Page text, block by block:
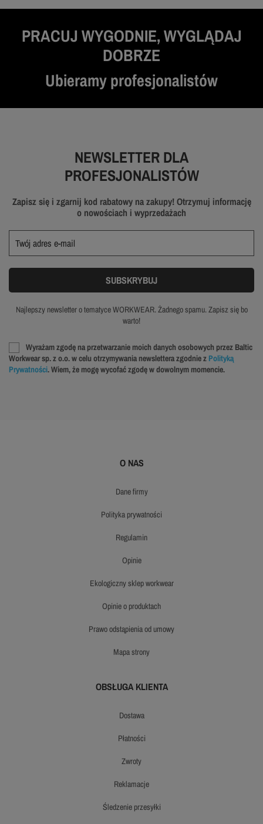
PRACUJ WYGODNIE, WYGLĄDAJ
DOBRZE
Ubieramy profesjonalistów
NEWSLETTER DLA
PROFESJONALISTÓW
Zapisz się i zgarnij kod rabatowy na zakupy! Otrzymuj informację
o nowościach i wyprzedażach
Najlepszy newsletter o tematyce WORKWEAR. Żadnego spamu. Zapisz się bo
warto!
Wyrażam zgodę na przetwarzanie moich danych osobowych przez Baltic
Workwear sp. z o.o. w celu otrzymywania newslettera zgodnie z Polityką
Prywatności. Wiem, że mogę wycofać zgodę w dowolnym momencie.
O NAS
dane firmy
polityka prywatności
regulamin
opinie
ekologiczny sklep workwear
opinie o produktach
prawo odstąpienia od umowy
mapa strony
OBSŁUGA KLIENTA
dostawa
płatności
zwroty
reklamacje
śledzenie przesyłki